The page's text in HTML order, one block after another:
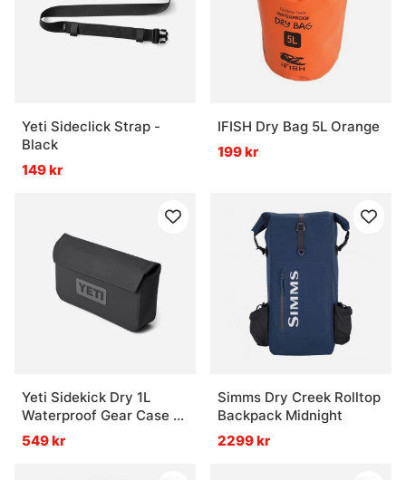
Yeti Sideclick Strap -
Black
149 kr
IFISH Dry Bag 5L Orange
199 kr
Yeti Sidekick Dry 1L
Waterproof Gear Case -
Charcoal
549 kr
Simms Dry Creek Rolltop
Backpack Midnight
2299 kr